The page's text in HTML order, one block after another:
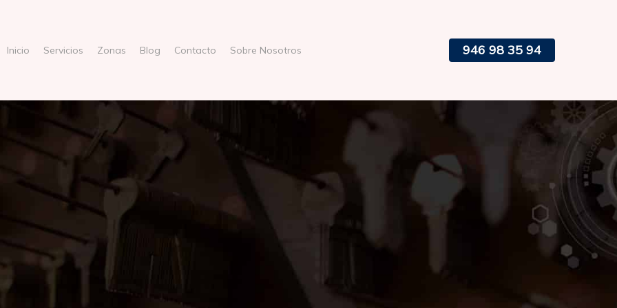
Inicio Servicios Zonas Blog Contacto Sobre Nosotros 946 98 35 94